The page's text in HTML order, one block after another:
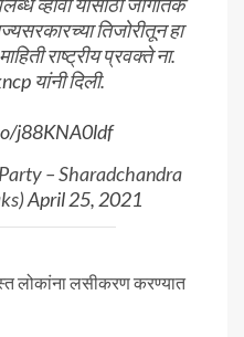
तिजोरीतून हा
राष्ट्रीय प्रवक्ते ना.
यांनी दिली.
j88KNA0ldf
– Sharadchandra
April 25, 2021
लोकांना लसीकरण करण्यात